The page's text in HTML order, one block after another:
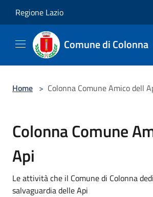
Regione Lazio
Comune di Colonna
Home > Colonna Comune Amico dell
Colonna Comune
Api
Le attività che il Comune di Colonna
salvaguardia delle Api